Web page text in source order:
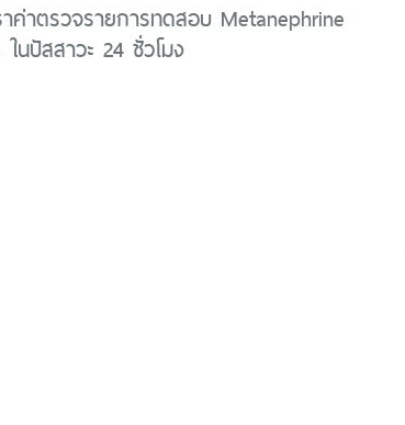
ค่าตรวจรายการทดสอบ Metanephrine
นปัสสาวะ 24 ชั่วโมง